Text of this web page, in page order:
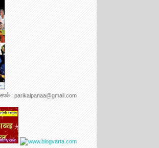
: parikalpanaa@gmail.com